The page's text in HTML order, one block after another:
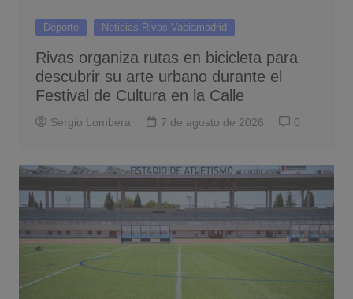
Deporte Noticias Rivas Vaciamadrid
Rivas organiza rutas en bicicleta para
descubrir su arte urbano durante el
Festival de Cultura en la Calle
Sergio Lombera 7 de agosto de 2026 0